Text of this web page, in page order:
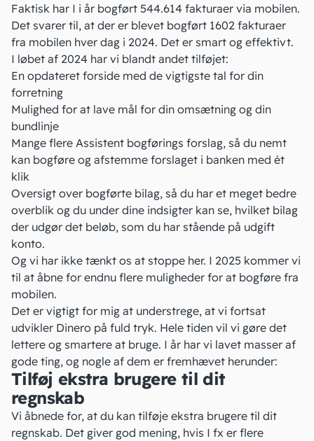
Faktisk har I i år bogført 544.614 fakturaer via mobilen.
Det svarer til, at der er blevet bogført 1602 fakturaer
fra mobilen hver dag i 2024. Det er smart og effektivt.
I løbet af 2024 har vi blandt andet tilføjet:
En opdateret forside med de vigtigste tal for din
forretning
Mulighed for at lave mål for din omsætning og din
bundlinje
Mange flere Assistent bogførings forslag, så du nemt
kan bogføre og afstemme forslaget i banken med ét
klik
Oversigt over bogførte bilag, så du har et meget bedre
overblik og du under dine indsigter kan se, hvilket bilag
der udgør det beløb, som du har stående på udgift
konto.
Og vi har ikke tænkt os at stoppe her. I 2025 kommer vi
til at åbne for endnu flere muligheder for at bogføre fra
mobilen.
Det er vigtigt for mig at understrege, at vi fortsat
udvikler Dinero på fuld tryk. Hele tiden vil vi gøre det
lettere og smartere at bruge. I år har vi lavet masser af
gode ting, og nogle af dem er fremhævet herunder:
Tilføj ekstra brugere til dit
regnskab
Vi åbnede for, at du kan tilføje ekstra brugere til dit
regnskab. Det giver god mening, hvis I fx er flere